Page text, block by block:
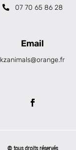
07 70 65 86 28
Email
kzanimals@orange.fr
© tous droits réservés